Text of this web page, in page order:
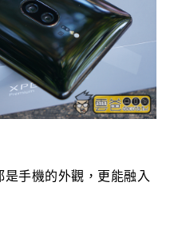
手機的外觀，更能融入